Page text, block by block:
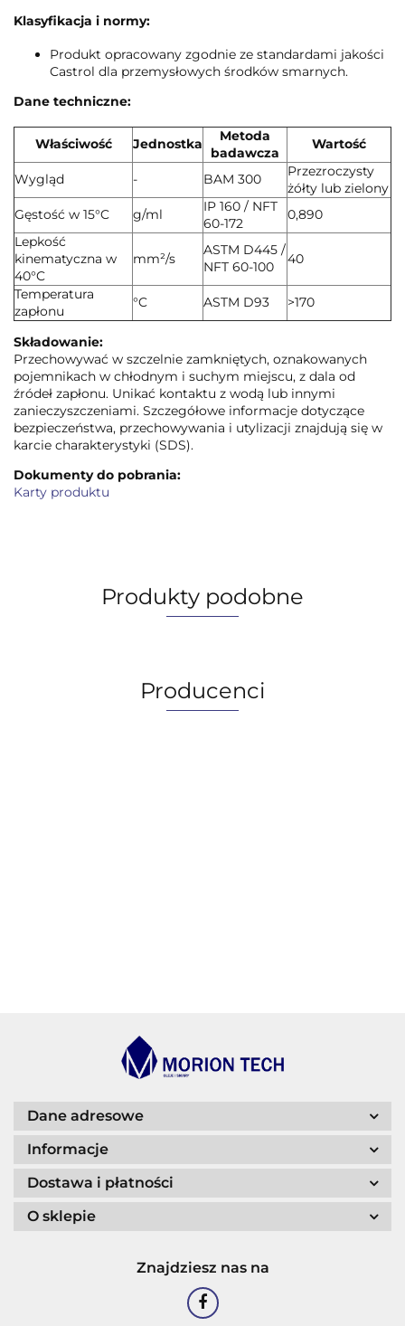
Klasyfikacja i normy:
Produkt opracowany zgodnie ze standardami jakości
Castrol dla przemysłowych środków smarnych.
Dane techniczne:
Właściwość Jednostka
Metoda
badawcza
Wartość
Wygląd - BAM 300
Przezroczysty
żółty lub zielony
Gęstość w 15°C
g/ml
IP 160 / NFT
60-172
0,890
Lepkość
kinematyczna w
40°C
mm²/s
ASTM D445 /
NFT 60-100
40
Temperatura
zapłonu
°C ASTM D93 >170
Składowanie:
Przechowywać w szczelnie zamkniętych, oznakowanych
pojemnikach w chłodnym i suchym miejscu, z dala od
źródeł zapłonu. Unikać kontaktu z wodą lub innymi
zanieczyszczeniami. Szczegółowe informacje dotyczące
bezpieczeństwa, przechowywania i utylizacji znajdują się w
karcie charakterystyki (SDS).
Dokumenty do pobrania:
Karty produktu
Produkty podobne
Producenci
Dane adresowe
Informacje
Dostawa i płatności
O sklepie
Znajdziesz nas na